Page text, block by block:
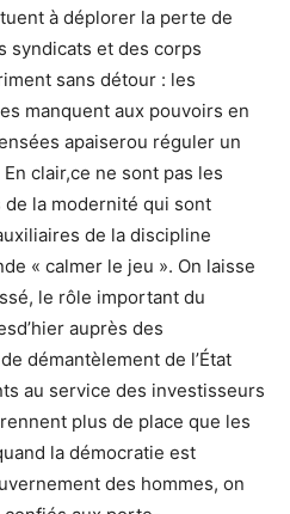
à déplorer la perte de
syndicats et des corps
sans détour : les
manquent aux pouvoirs en
apaiserou réguler un
clair,ce ne sont pas les
la modernité qui sont
de la discipline
« calmer le jeu ». On laisse
le rôle important du
auprès des
démantèlement de l’État
au service des investisseurs
plus de place que les
la démocratie est
des hommes, on